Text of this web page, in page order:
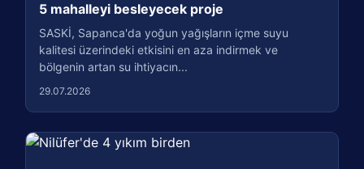
5 mahalleyi besleyecek proje
SASKİ, Sapanca'da yoğun yağışların içme suyu
kalitesi üzerindeki etkisini en aza indirmek ve
bölgenin artan su ihtiyacın...
29.07.2026